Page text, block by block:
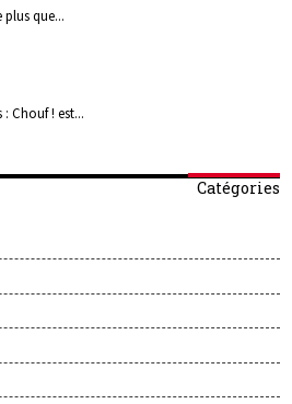
que...
Chouf ! est...
Catégories